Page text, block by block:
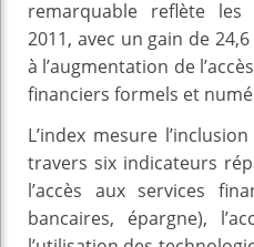
remarquable reflète les
2011, avec un gain de
à l’augmentation de
financiers formels et
L’index mesure
travers six indicateurs
l’accès aux services
bancaires, épargne),